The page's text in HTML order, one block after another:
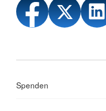
Spenden